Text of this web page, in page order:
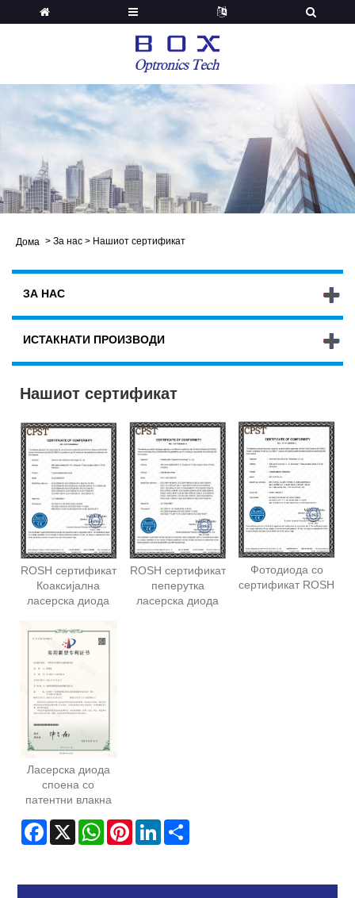
Дома > За нас > Нашиот сертификат
ЗА НАС
ИСТАКНАТИ ПРОИЗВОДИ
Нашиот сертификат
ROSH сертификат
Коаксијална
ласерска диода
ROSH сертификат
пеперутка
ласерска диода
Фотодиода со
сертификат ROSH
Ласерска диода
споена со
патентни влакна
Facebook
X WhatsAppPinterestLinkedIn